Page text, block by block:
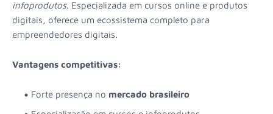
infoprodutos. Especializada em cursos online e produtos
digitais, oferece um ecossistema completo para
empreendedores digitais.
Vantagens competitivas:
Forte presença no mercado brasileiro